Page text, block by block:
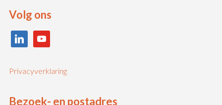
Volg ons
linkedin youtube
Privacyverklaring
Bezoek- en postadres